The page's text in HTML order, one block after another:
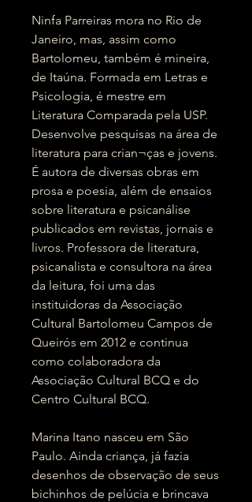
Ninfa Parreiras mora no Rio de
Janeiro, mas, assim como
Bartolomeu, também é mineira,
de Itaúna. Formada em Letras e
Psicologia, é mestre em
Literatura Comparada pela USP.
Desenvolve pesquisas na área de
literatura para crian¬ças e jovens.
É autora de diversas obras em
prosa e poesia, além de ensaios
sobre literatura e psicanálise
publicados em revistas, jornais e
livros. Professora de literatura,
psicanalista e consultora na área
da leitura, foi uma das
instituidoras da Associação
Cultural Bartolomeu Campos de
Queirós em 2012 e continua
como colaboradora da
Associação Cultural BCQ e do
Centro Cultural BCQ.
Marina Itano nasceu em São
Paulo. Ainda criança, já fazia
desenhos de observação de seus
bichinhos de pelúcia e brincava